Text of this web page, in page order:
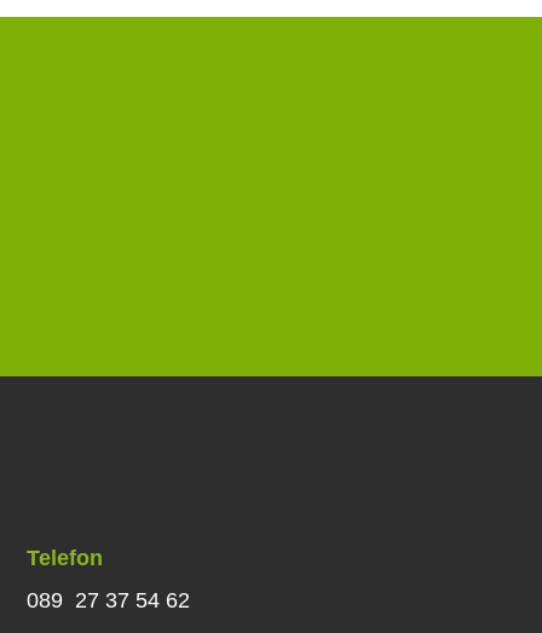
Telefon
089 27 37 54 62